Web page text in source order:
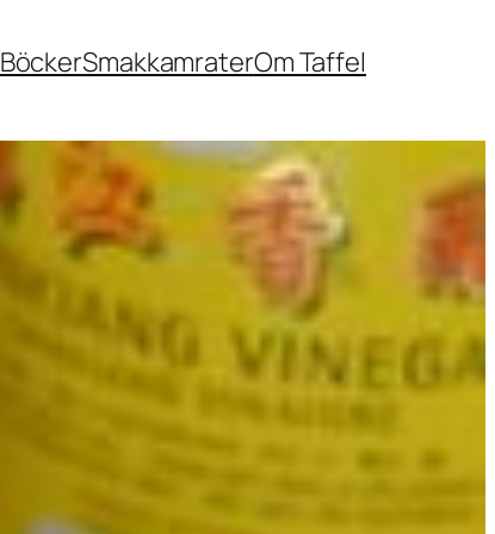
BöckerSmakkamraterOm Taffel